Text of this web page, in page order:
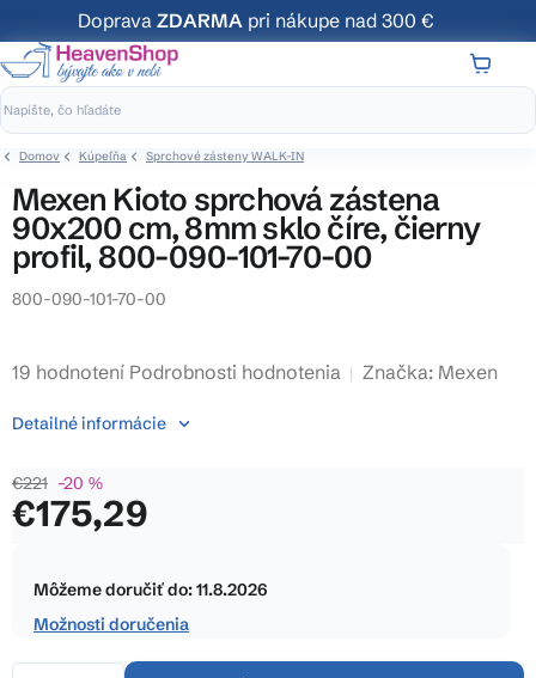
na
obsah
Doprava ZDARMA pri nákupe nad 300 €
Domov Kúpeľňa Sprchové zásteny WALK-IN
Mexen Kioto sprchová zástena
90x200 cm, 8mm sklo číre, čierny
profil, 800-090-101-70-00
800-090-101-70-00
Priemerné
produktu
3,8
z
19 hodnotení Podrobnosti hodnotenia Značka: Mexen
€221 –20 %
€175,29
cena:
Môžeme doručiť do:11.8.2026
Možnosti doručenia
Detailné informácie